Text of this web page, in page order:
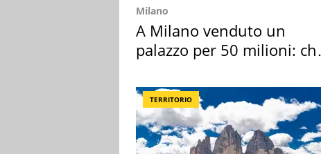
Milano
A Milano venduto un
palazzo per 50 milioni: chi
TERRITORIO